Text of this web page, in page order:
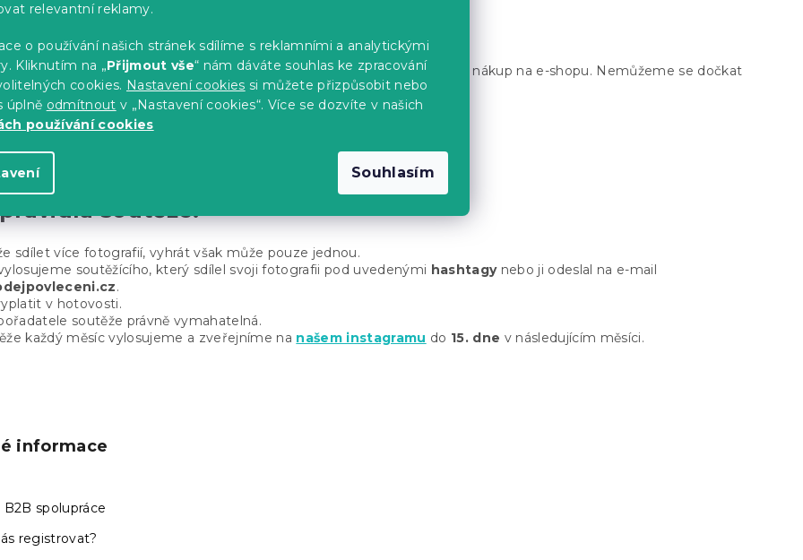
relevantní reklamy.
o používání našich stránek sdílíme s reklamními a analytickými
Kliknutím na „Přijmout vše“ nám dáváte souhlas ke zpracování
cookies. Nastavení cookies si můžete přizpůsobit nebo
úplně odmítnout v „Nastavení cookies“. Více se dozvíte v našich
používání cookies
Souhlasím
vyhrát?
jednoho z vása ten vyhrajepoukaz v hodnotě 1000 Kčna další nákup na e-shopu. Nemůžeme se dočkat
Tak honem telefon nebo fotoaparát do ruky.
fotek pošlete, tím vyšší šance na výhru.
soutěže:
sdílet více fotografií, vyhrát však může pouze jednou.
soutěžícího, který sdílel svoji fotografii pod uvedenými hashtagynebo ji odeslal na e-mail
.
v hotovosti.
soutěže právně vymahatelná.
každý měsíc vylosujeme a zveřejníme na našem instagramu do 15. dne v následujícím měsíci.
informace
spolupráce
registrovat?